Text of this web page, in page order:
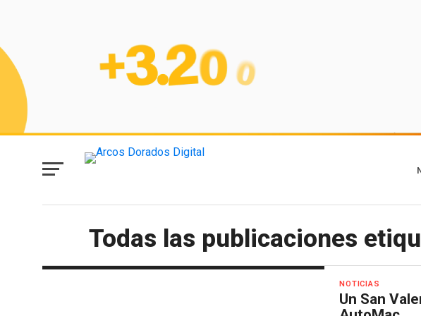
Todas las publicaciones
NOTICIAS
Un San